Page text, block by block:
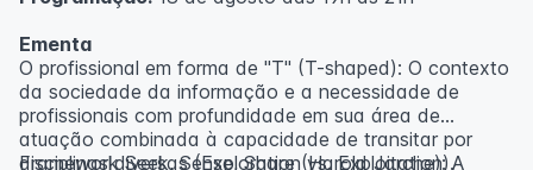
Ementa
O profissional em forma de "T" (T-shaped): O contexto
da sociedade da informação e a necessidade de
profissionais com profundidade em sua área de
atuação combinada à capacidade de transitar por
disciplinas diversas (Exploration vs. Exploitation).
Framework Seek, Sense, Share (Harold Jarche): A